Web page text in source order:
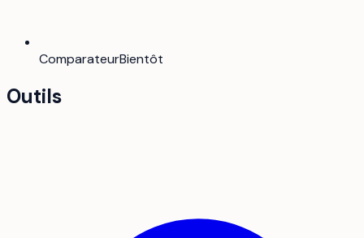
ComparateurBientôt
Outils